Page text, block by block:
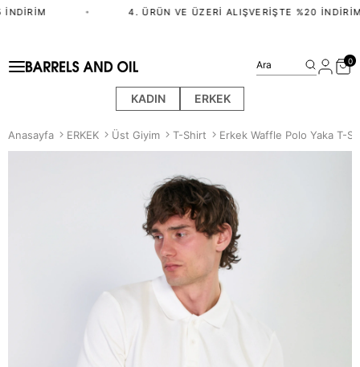
4. ÜRÜN VE ÜZERI ALIŞVERIŞTE %20 İNDIRIM
KADIN ERKEK
Ara 0
Anasayfa ERKEK Üst Giyim T-Shirt Erkek Waffle Polo Yaka T-